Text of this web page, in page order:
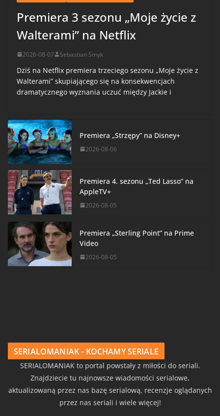
Premiera 3 sezonu „Moje życie z
Walterami” na Netflix
2026-08-07 Sebastian Smyk
Dziś na Netflix premiera trzeciego sezonu „Moje życie z
Walterami” skupiającego się na konsekwencjach
dramatycznego wyznania uczuć między Jackie i
Premiera „Strzępy” na Disney+
2026-08-06
Premiera 4. sezonu „Ted Lasso” na
AppleTV+
2026-08-05
Premiera „Sterling Point” na Prime
Video
2026-08-05
SERIALOMANIAK - KOCHAMY SERIALE
SERIALOMANIAK to portal powstały z miłości do seriali.
Znajdziecie tu najnowsze wiadomości serialowe,
aktualizowaną przez nas bazę serialową, recenzje oglądanych
przez nas seriali i wiele więcej!